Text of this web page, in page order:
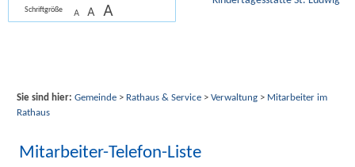
Schriftgröße A A A
Sie sind hier: Gemeinde> Rathaus & Service> Verwaltung> Mitarbeiter im
Rathaus
Mitarbeiter-Telefon-Liste